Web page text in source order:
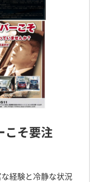
こそ要注
経験と冷静な状況